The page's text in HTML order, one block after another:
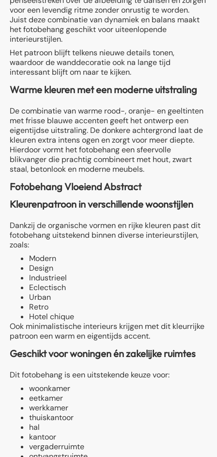
voor een levendig ritme zonder onrustig te worden.
Juist deze combinatie van dynamiek en balans maakt
het fotobehang geschikt voor uiteenlopende
interieurstijlen.
Het patroon blijft telkens nieuwe details tonen,
waardoor de wanddecoratie ook na lange tijd
interessant blijft om naar te kijken.
Warme kleuren met een moderne uitstraling
De combinatie van warme rood-, oranje- en geeltinten
met frisse blauwe accenten geeft het ontwerp een
eigentijdse uitstraling. De donkere achtergrond laat de
kleuren extra intens ogen en zorgt voor meer diepte.
Hierdoor vormt het fotobehang een sfeervolle
blikvanger die prachtig combineert met hout, zwart
staal, betonlook en moderne meubels.
Fotobehang Vloeiend Abstract
Kleurenpatroon in verschillende woonstijlen
Dankzij de organische vormen en rijke kleuren past dit
fotobehang uitstekend binnen diverse interieurstijlen,
zoals:
Modern
Design
Industrieel
Eclectisch
Urban
Retro
Hotel chique
Ook minimalistische interieurs krijgen met dit kleurrijke
patroon een warm en eigentijds accent.
Geschikt voor woningen én zakelijke ruimtes
Dit fotobehang is een uitstekende keuze voor:
woonkamer
eetkamer
werkkamer
thuiskantoor
hal
kantoor
vergaderruimte